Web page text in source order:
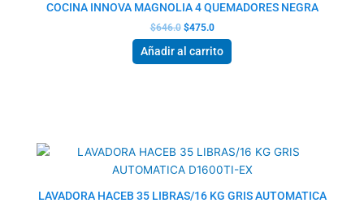
COCINA INNOVA MAGNOLIA 4 QUEMADORES NEGRA
$646.0 $475.0
Añadir al carrito
LAVADORA HACEB 35 LIBRAS/16 KG GRIS AUTOMATICA
original
era:
$811.5.
actual
es:
$627.5.